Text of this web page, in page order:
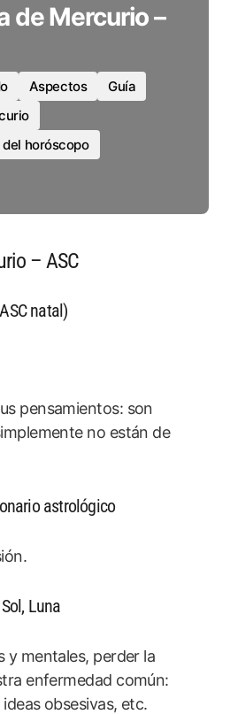
de Mercurio –
Aspectos
Guía
horóscopo
– ASC
natal)
pensamientos: son
no están de
astrológico
Luna
y mentales, perder la
enfermedad común:
obsesivas, etc.